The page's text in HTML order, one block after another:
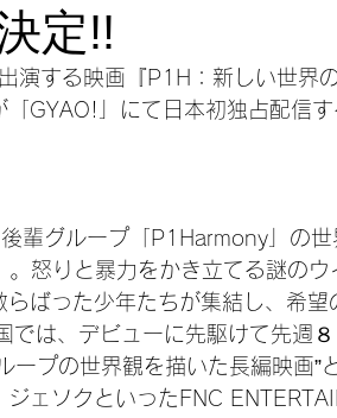
定!!
する映画『P1H：新しい世界
GYAO!」にて日本初独占配信
輩グループ「P1Harmony」の世
。怒りと暴力をかき立てる謎の
ばった少年たちが集結し、希望
では、デビューに先駆けて先週
ープの世界観を描いた長編映画”
ジェソクといったFNC